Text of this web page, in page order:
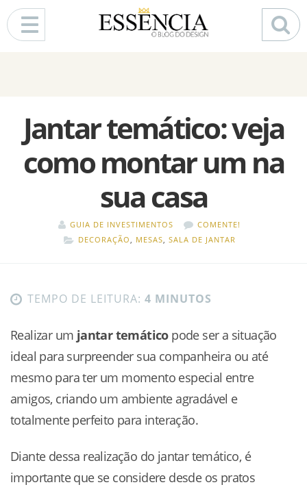
Jantar temático: veja
como montar um na
sua casa
GUIA DE INVESTIMENTOS
COMENTE!
DECORAÇÃO, MESAS, SALA DE JANTAR
TEMPO DE LEITURA: 4 MINUTOS
Realizar um jantar temáticopode ser a situação
ideal para surpreender sua companheira ou até
mesmo para ter um momento especial entre
amigos, criando um ambiente agradável e
totalmente perfeito para interação.
Diante dessa realização do jantar temático, é
importante que se considere desde os pratos